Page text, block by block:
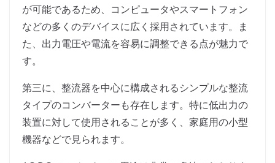
が可能であるため、コンピュータやスマートフォン
などの多くのデバイスに広く採用されています。ま
た、出力電圧や電流を容易に調整できる点が魅力で
す。
第三に、整流器を中心に構成されるシンプルな整流
タイプのコンバーターも存在します。特に低出力の
装置に対して使用されることが多く、家庭用の小型
機器などで見られます。